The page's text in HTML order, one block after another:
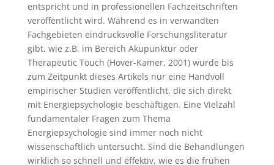
entspricht und in professionellen Fachzeitschriften
veröffentlicht wird. Während es in verwandten
Fachgebieten eindrucksvolle Forschungsliteratur
gibt, wie z.B. im Bereich Akupunktur oder
Therapeutic Touch (Hover-Kamer, 2001) wurde bis
zum Zeitpunkt dieses Artikels nur eine Handvoll
empirischer Studien veröffentlicht, die sich direkt
mit Energiepsychologie beschäftigen. Eine Vielzahl
fundamentaler Fragen zum Thema
Energiepsychologie sind immer noch nicht
wissenschaftlich untersucht. Sind die Behandlungen
wirklich so schnell und effektiv, wie es die frühen